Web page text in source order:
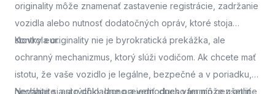
originality môže znamenať zastavenie registrácie, zadržanie
vozidla alebo nutnosť dodatočných opráv, ktoré stoja
stovky eur.
Kontrola originality nie je byrokratická prekážka, ale
ochranný mechanizmus, ktorý slúži vodičom. Ak chcete mať
istotu, že vaše vozidlo je legálne, bezpečné a v poriadku,
nechajte si auto dôkladne preveriť.dnes vám môže ušetriť
Neváhajte asi rýchlo, lacno a jednoducho termín cez online